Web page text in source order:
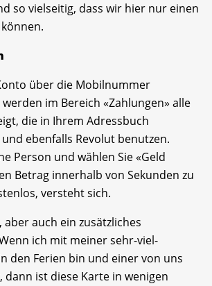
so vielseitig, dass wir hier nur einen
über die Mobilnummer
im Bereich «Zahlungen» alle
die in Ihrem Adressbuch
ebenfalls Revolut benutzen.
Person und wählen Sie «Geld
Betrag innerhalb von Sekunden zu
versteht sich.
auch ein zusätzliches
ich mit meiner sehr-viel-
den Ferien bin und einer von uns
dann ist diese Karte in wenigen